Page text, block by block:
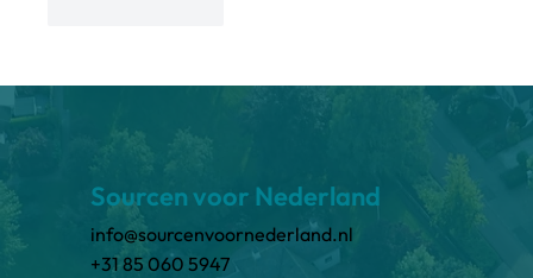
Sourcen voor Nederland
info@sourcenvoornederland.nl
+31 85 060 5947